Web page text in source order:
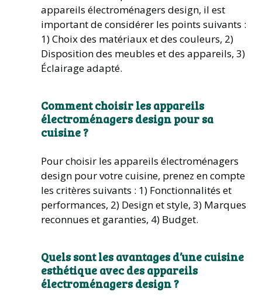
appareils électroménagers design, il est
important de considérer les points suivants :
1) Choix des matériaux et des couleurs, 2)
Disposition des meubles et des appareils, 3)
Éclairage adapté.
Comment choisir les appareils
électroménagers design pour sa
cuisine ?
Pour choisir les appareils électroménagers
design pour votre cuisine, prenez en compte
les critères suivants : 1) Fonctionnalités et
performances, 2) Design et style, 3) Marques
reconnues et garanties, 4) Budget.
Quels sont les avantages d’une cuisine
esthétique avec des appareils
électroménagers design ?